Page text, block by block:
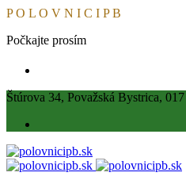
PO L O V N I C I PB
Počkajte prosím
Štúrova 34, Považská Bystrica, 017